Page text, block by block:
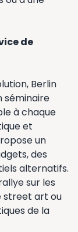
de
Berlin
séminaire
à chaque
et
un
des
alternatifs.
sur les
street art ou
de la